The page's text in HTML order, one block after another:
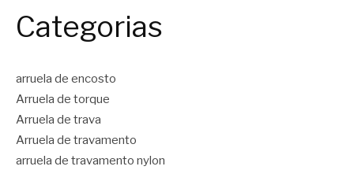
Categorias
arruela de encosto
Arruela de torque
Arruela de trava
Arruela de travamento
arruela de travamento nylon